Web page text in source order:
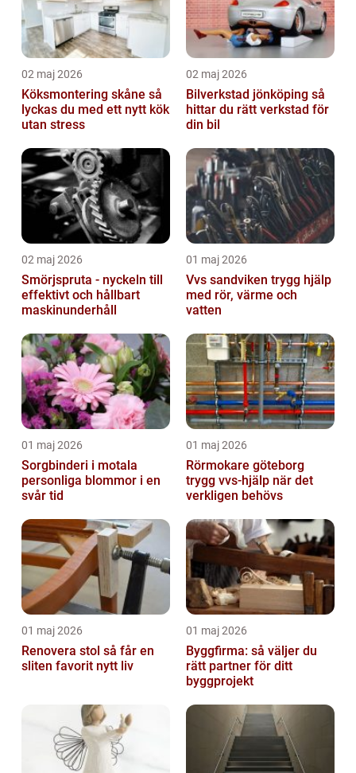
02 maj 2026
Köksmontering skåne så
lyckas du med ett nytt kök
utan stress
02 maj 2026
Bilverkstad jönköping så
hittar du rätt verkstad för
din bil
02 maj 2026
Smörjspruta - nyckeln till
effektivt och hållbart
maskinunderhåll
01 maj 2026
Vvs sandviken trygg hjälp
med rör, värme och
vatten
01 maj 2026
Sorgbinderi i motala
personliga blommor i en
svår tid
01 maj 2026
Rörmokare göteborg
trygg vvs-hjälp när det
verkligen behövs
01 maj 2026
Renovera stol så får en
sliten favorit nytt liv
01 maj 2026
Byggfirma: så väljer du
rätt partner för ditt
byggprojekt